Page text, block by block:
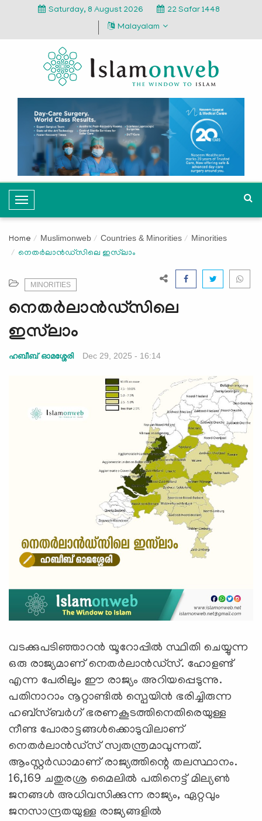
Saturday, 8 August 2026
22 Safar 1448
Malayalam
T
o
g
l
a
v
i
g
a
Home Muslimonweb Countries & Minorities Minorities
നെതർലാൻഡ്‌സിലെ ഇസ്‍ലാം
MINORITIES
നെതർലാൻഡ്‌സിലെ
ഇസ്‍ലാം
ഹബീബ് ഓമശ്ശേരി Dec 29, 2025 - 16:14
വടക്കുപടിഞ്ഞാറൻ യൂറോപ്പിൽ സ്ഥിതി ചെയ്യുന്ന
ഒരു രാജ്യമാണ് നെതർലാൻഡ്‌സ്. ഹോളണ്ട്
എന്ന പേരിലും ഈ രാജ്യം അറിയപ്പെടുന്നു.
പതിനാറാം നൂറ്റാണ്ടിൽ സ്പെയിൻ ഭരിച്ചിരുന്ന
ഹബ്സ്ബർഗ് ഭരണകൂടത്തിനെതിരെയുള്ള
നീണ്ട പോരാട്ടങ്ങൾക്കൊടുവിലാണ്
നെതർലാൻഡ്‌സ് സ്വതന്ത്രമാവുന്നത്.
ആംസ്റ്റർഡാമാണ് രാജ്യത്തിന്റെ തലസ്ഥാനം.
16,169 ചതുരശ്ര മൈലിൽ പതിനെട്ട് മില്യൺ
ജനങ്ങൾ അധിവസിക്കുന്ന രാജ്യം, ഏറ്റവും
ജനസാന്ദ്രതയുള്ള രാജ്യങ്ങളിൽ